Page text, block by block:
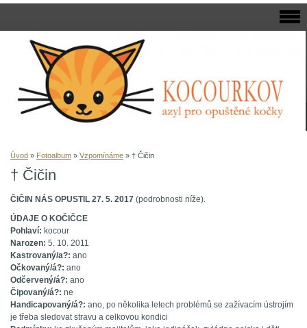
Úvod » Fotoalbum » Vzpomínáme » † Čičin
† Čičin
ČIČIN NÁS OPUSTIL 27. 5. 2017 (podrobnosti níže).
ÚDAJE O KOČIČCE
Pohlaví: kocour
Narozen: 5. 10. 2011
Kastrovaný/a?: ano
Očkovaný/á?: ano
Odčervený/á?: ano
Čipovaný/á?: ne
Handicapovaný/á?: ano, po několika letech problémů se zažívacím ústrojím
je třeba sledovat stravu a celkovou kondici